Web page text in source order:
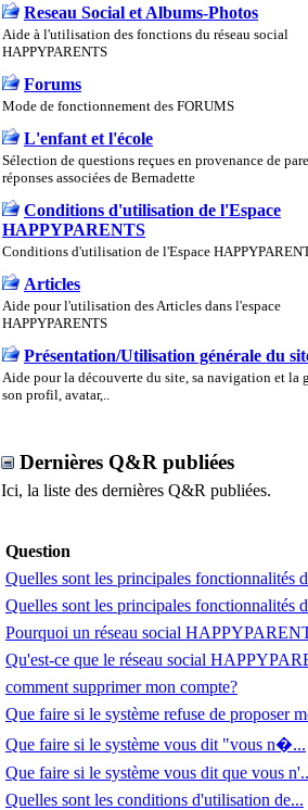
Reseau Social et Albums-Photos
Aide à l'utilisation des fonctions du réseau social
HAPPYPARENTS
Forums
Mode de fonctionnement des FORUMS
L'enfant et l'école
Sélection de questions reçues en provenance de
réponses associées de Bernadette
Conditions d'utilisation de l'Espace
HAPPYPARENTS
Conditions d'utilisation de l'Espace
Articles
Aide pour l'utilisation des Articles dans l'espace
HAPPYPARENTS
Présentation/Utilisation générale du
Aide pour la découverte du site, sa navigation et la
son profil, avatar,..
Dernières Q&R publiées
Ici, la liste des dernières Q&R publiées.
Question
Quelles sont les principales fonctionnalités
Quelles sont les principales fonctionnalités
Pourquoi un réseau social
Qu'est-ce que le réseau social
comment supprimer mon compte?
Que faire si le système refuse de proposer
Que faire si le système vous dit "vous n�...
Que faire si le système vous dit que vous
Quelles sont les conditions d'utilisation de...